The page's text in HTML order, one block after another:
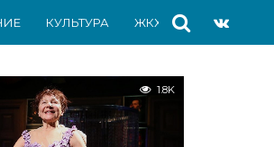
КУЛЬТУРА ЖКХ СПОРТ
1.8K